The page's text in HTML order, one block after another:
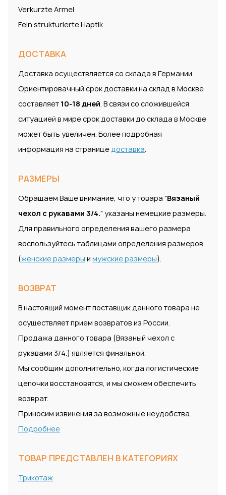
Verkurzte Armel
Fein strukturierte Haptik
ДОСТАВКА
Доставка осуществляется со склада в Германии.
Ориентировачный срок доставки на склад в Москве
составляет 10-18 дней. В связи со сложившейся
ситуацией в мире срок доставки до склада в Москве
может быть увеличен. Более подробная
информация на страницедоставка.
РАЗМЕРЫ
Обращаем Ваше внимание, что у товара "Вязаный
чехол с рукавами 3/4." указаны немецкие размеры.
Для правильного определения вашего размера
воспользуйтесь таблицами определения размеров
(женские размеры и мужские размеры).
ВОЗВРАТ
В настоящий момент поставщик данного товара не
осуществляет прием возвратов из России.
Продажа данного товара (Вязаный чехол с
рукавами 3/4.) является финальной.
Мы сообщим дополнительно, когда логистические
цепочки восстановятся, и мы сможем обеспечить
возврат.
Приносим извинения за возможные неудобства.
Подробнее
ТОВАР ПРЕДСТАВЛЕН В КАТЕГОРИЯХ
Трикотаж